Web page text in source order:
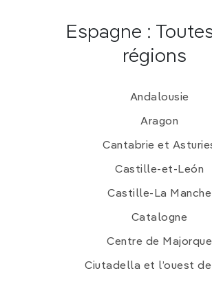
Espagne :
régions
Andalousie
Aragon
Cantabrie et
Castille-et-León
Castille-La Manche
Catalogne
Centre de Majorque
Ciutadella et l’ouest de